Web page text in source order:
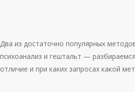
Два из достаточно популярных
психоанализ и гештальт —
отличие и при каких запросах какой